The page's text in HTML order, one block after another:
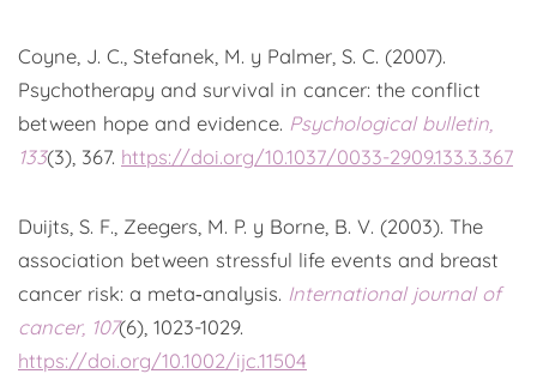
Coyne, J. C., Stefanek, M. y Palmer, S. C. (2007).
Psychotherapy and survival in cancer: the conflict
between hope and evidence. Psychological bulletin,
133(3), 367. https://doi.org/10.1037/0033-2909.133.3.367
Duijts, S. F., Zeegers, M. P. y Borne, B. V. (2003). The
association between stressful life events and breast
cancer risk: a meta‐analysis. International journal of
cancer, 107(6), 1023-1029.
https://doi.org/10.1002/ijc.11504